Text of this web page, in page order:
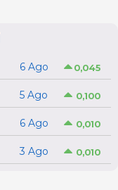
6 Ago 0,045
5 Ago 0,100
6 Ago 0,010
3 Ago 0,010